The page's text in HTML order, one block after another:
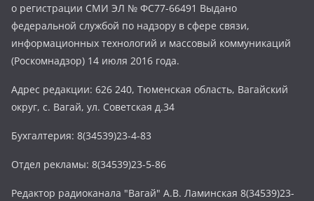
о регистрации СМИ ЭЛ № ФС77-66491 Выдано
федеральной службой по надзору в сфере связи,
информационных технологий и массовый коммуникаций
(Роскомнадзор) 14 июля 2016 года.
Адрес редакции: 626 240, Тюменская область, Вагайский
округ, с. Вагай, ул. Советская д.34
Бухгалтерия: 8(34539)23-4-83
Отдел рекламы: 8(34539)23-5-86
Редактор радиоканала "Вагай" А.В. Ламинская 8(34539)23-